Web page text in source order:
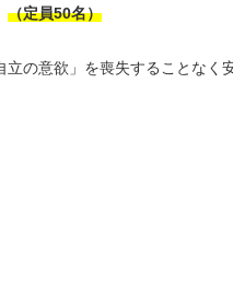
（定員50名）
の意欲」を喪失することなく